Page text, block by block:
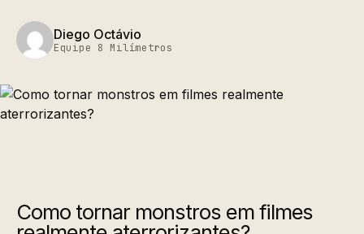
Diego Octávio
Equipe 8 Milímetros
Como tornar monstros em filmes